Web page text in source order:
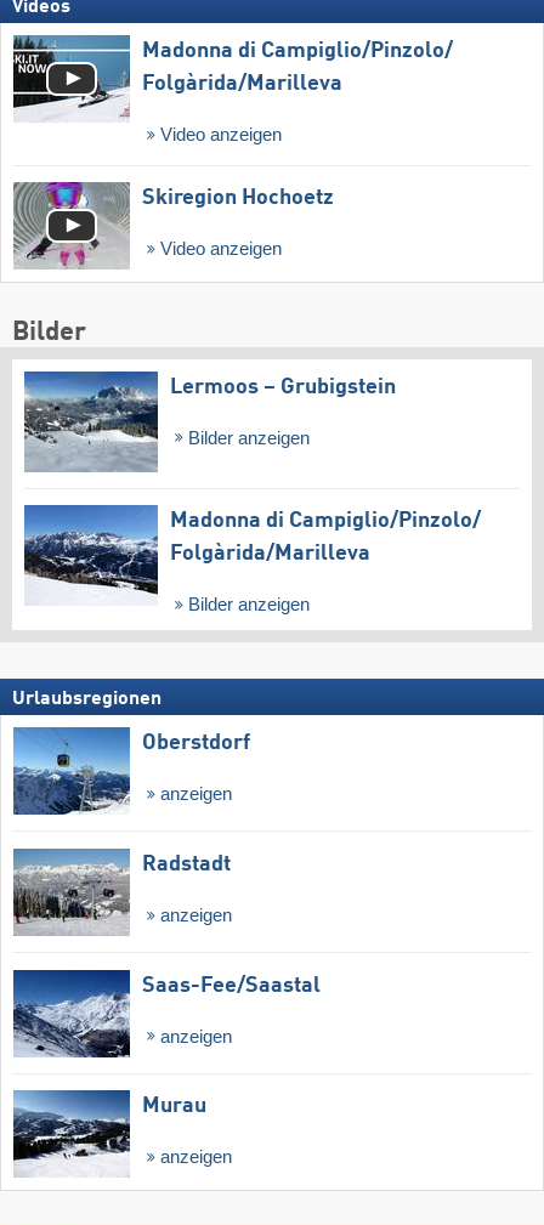
Videos
Madonna di Campiglio/​Pinzolo/​
Folgàrida/​Marilleva
Video anzeigen
Skiregion Hochoetz
Video anzeigen
Bilder
Lermoos – Grubigstein
Bilder anzeigen
Madonna di Campiglio/​Pinzolo/​
Folgàrida/​Marilleva
Bilder anzeigen
Urlaubsregionen
Oberstdorf
anzeigen
Radstadt
anzeigen
Saas-Fee/​Saastal
anzeigen
Murau
anzeigen